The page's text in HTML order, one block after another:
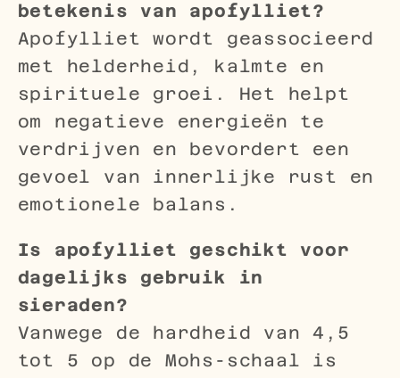
betekenis van apofylliet?
Apofylliet wordt geassocieerd
met helderheid, kalmte en
spirituele groei. Het helpt
om negatieve energieën te
verdrijven en bevordert een
gevoel van innerlijke rust en
emotionele balans.
Is apofylliet geschikt voor
dagelijks gebruik in
sieraden?
Vanwege de hardheid van 4,5
tot 5 op de Mohs-schaal is